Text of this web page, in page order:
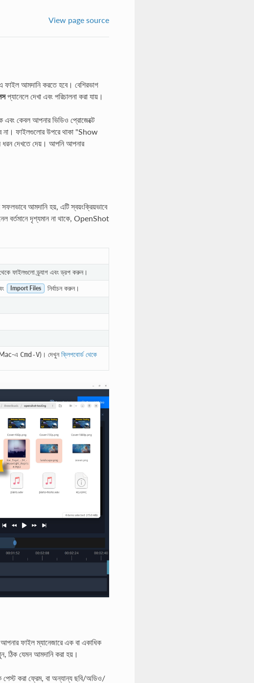
View page source
আমদানি করতে হবে। বেশিরভাগ
প্যানেলে দেখা এবং পরিচালনা করা যায়।
এবং কেবল আপনার ভিডিও প্রোজেক্টে
না। ফাইলগুলোর উপরে থাকা "Show
দেখতে দেয়। আপনি আপনার
আমদানি হয়, এটি স্বয়ংক্রিয়ভাবে
বর্তমানে দৃশ্যমান না থাকে, OpenShot
ফাইলগুলো ড্র্যাগ এবং ড্রপ করুন।
Import Files
নির্বাচন করুন।
এ Cmd -V)। দেখুনক্লিপবোর্ড থেকে
ফাইল ম্যানেজারে এক বা একাধিক
ঠিক যেমন আমদানি করা হয়।
পেস্ট করা ফ্রেম, বা অন্যান্য ছবি/অডিও/